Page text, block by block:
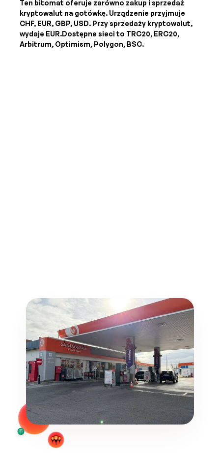
Ten bitomat oferuje zarówno zakup i sprzedaż
kryptowalut na gotówkę. Urządzenie przyjmuje
CHF, EUR, GBP, USD. Przy sprzedaży kryptowalut,
wydaje EUR.Dostępne sieci to TRC20, ERC20,
Arbitrum, Optimism, Polygon, BSC.